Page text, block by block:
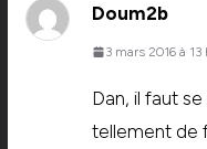
Doum2b
3 mars 2016 à
Dan, il faut
tellement de